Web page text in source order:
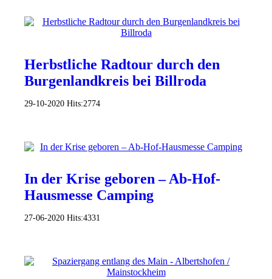
Herbstliche Radtour durch den
Burgenlandkreis bei Billroda
29-10-2020 Hits:2774
In der Krise geboren – Ab-Hof-
Hausmesse Camping
27-06-2020 Hits:4331